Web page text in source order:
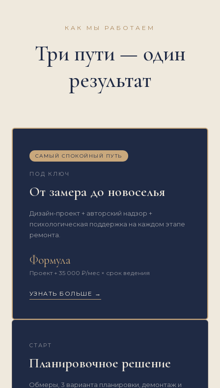
КАК МЫ РАБОТАЕМ
Три пути — один
результат
СТАРТ
Планировочное решение
Обмеры, 3 варианта планировки, демонтаж и
САМЫЙ СПОКОЙНЫЙ ПУТЬ
ПОД КЛЮЧ
От замера до новоселья
Дизайн-проект + авторский надзор +
психологическая поддержка на каждом этапе
ремонта.
Формула
Проект + 35 000 ₽/мес × срок ведения
УЗНАТЬ БОЛЬШЕ →